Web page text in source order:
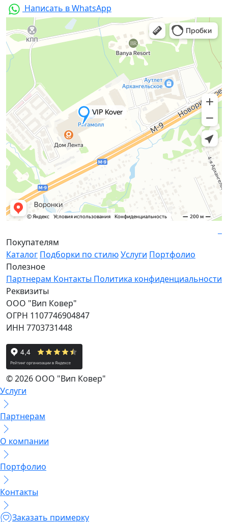
Написать в WhatsApp
Покупателям
Каталог Подборки по стилюУслуги Портфолио
Полезное
Партнерам Контакты Политика конфиденциальности
Реквизиты
ООО "Вип Ковер"
ОГРН 1107746904847
ИНН 7703731448
© 2026 ООО "Вип Ковер"
Услуги
Партнерам
О компании
Портфолио
Контакты
Заказать примерку